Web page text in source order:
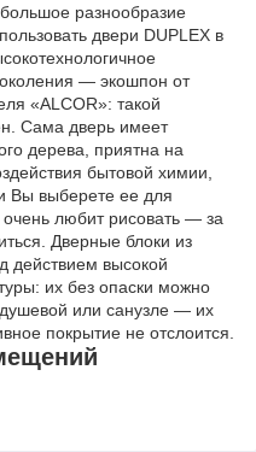
разнообразие
двери DUPLEX в
— экошпон от
«ALCOR»: такой
Сама дверь имеет
дерева, приятна на
бытовой химии,
Вы выберете ее для
любит рисовать — за
Дверные блоки из
действием высокой
их без опаски можно
душевой или санузле — их
покрытие не отслоится.